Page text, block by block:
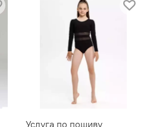
Услуга по пошиву